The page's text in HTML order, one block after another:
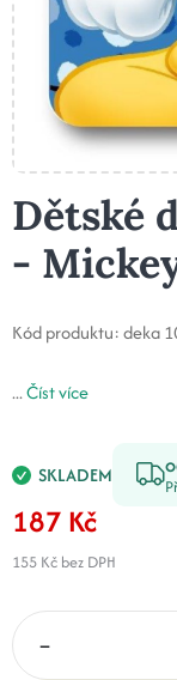
Dětské
-
Kód produktu:deka
...Číst více
SKLADEM
187 Kč
155 Kč bez DPH
–